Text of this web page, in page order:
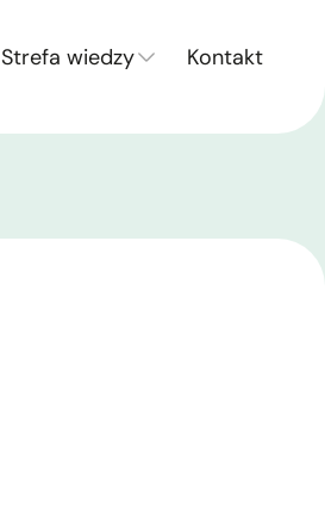
Strefa wiedzy Kontakt